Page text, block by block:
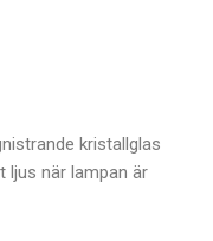
kristallglas
när lampan är